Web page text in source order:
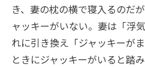
き、妻の枕の横で寝入るのだ
ャッキーがいない。妻は「浮
れに引き換え「ジャッキーが
ときにジャッキーがいると踏